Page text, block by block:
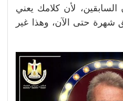
لأن كلامك يعني
شهرة حتى الآن، وهذا غير